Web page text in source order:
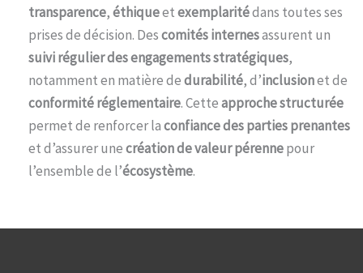
transparence,éthiqueetexemplaritédans toutes ses
prises de décision. Descomités internesassurent un
suivi régulier des engagements stratégiques,
notamment en matière dedurabilité, d’inclusionet de
conformité réglementaire. Cetteapproche structurée
permet de renforcer laconfiance des parties prenantes
et d’assurer unecréation de valeur pérennepour
l’ensemble de l’écosystème.